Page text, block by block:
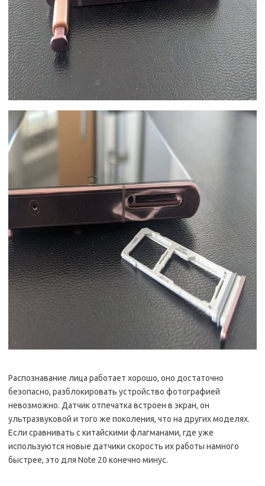
Распознавание лица работает хорошо, оно достаточно
безопасно, разблокировать устройство фотографией
невозможно. Датчик отпечатка встроен в экран, он
ультразвуковой и того же поколения, что на других моделях.
Если сравнивать с китайскими флагманами, где уже
используются новые датчики скорость их работы намного
быстрее, это для Note 20 конечно минус.